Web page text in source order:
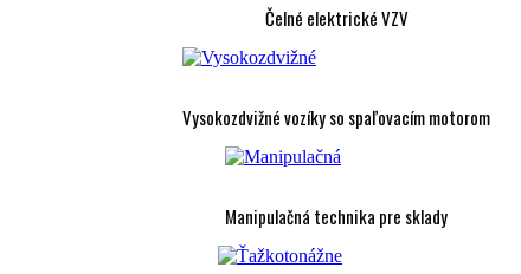
Čelné elektrické VZV
Vysokozdvižné vozíky so spaľovacím motorom
Manipulačná technika pre sklady